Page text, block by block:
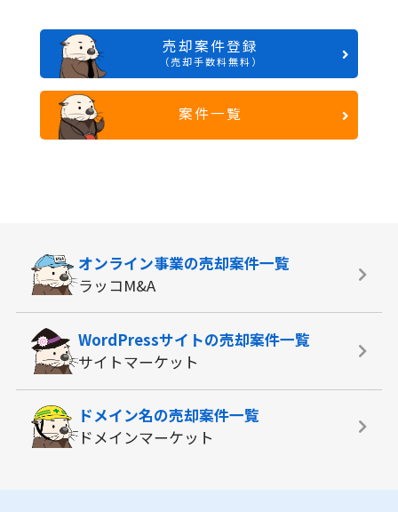
売却案件登録
（売却手数料無料）
案件一覧
オンライン事業の売却案件一覧
ラッコM&A
WordPressサイトの売却案件一覧
サイトマーケット
ドメイン名の売却案件一覧
ドメインマーケット